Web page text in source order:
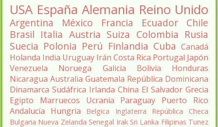
USA España Alemania Reino Unido
Argentina México Francia Ecuador
Chile
Brasil Italia Austria Suiza Colombia Rusia
Suecia Polonia Perú Finlandia Cuba Canadá
Holanda India Uruguay Irán Costa Rica Portugal Japón
Venezuela
Noruega Galicia Bolivia
Honduras
Nicaragua Australia Guatemala República Dominicana
Dinamarca Sudáfrica Irlanda China El Salvador Grecia
Egipto
Marruecos Ucrania Paraguay
Puerto Rico
Andalucía
Hungria Belgica Inglaterra
República Checa
Bulgaria Nueva Zelanda Senegal Irak Sri Lanka Filipinas Tunez